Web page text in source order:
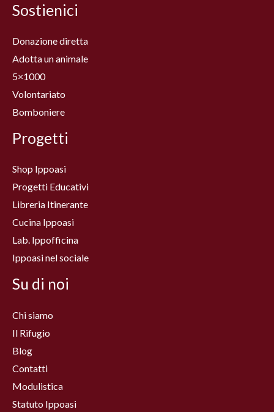
Sostienici
Donazione diretta
Adotta un animale
5×1000
Volontariato
Bomboniere
Progetti
Shop Ippoasi
Progetti Educativi
Libreria Itinerante
Cucina Ippoasi
Lab. Ippofficina
Ippoasi nel sociale
Su di noi
Chi siamo
Il Rifugio
Blog
Contatti
Modulistica
Statuto Ippoasi